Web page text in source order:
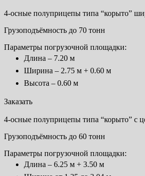
4-осные полуприцепы типа “корыто”
Грузоподъёмность до 70 тонн
Параметры погрузочной площадки:
Длина – 7.20 м
Ширина – 2.75 м + 0.60 м
Высота – 0.60 м
Заказать
4-осные полуприцепы типа “корыто” с
Грузоподъёмность до 60 тонн
Параметры погрузочной площадки:
Длина – 6.25 м + 3.50 м